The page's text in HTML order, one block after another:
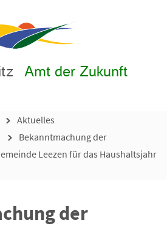
Amt der Zukunft
Aktuelles
Bekanntmachung der
Leezen für das Haushaltsjahr
der